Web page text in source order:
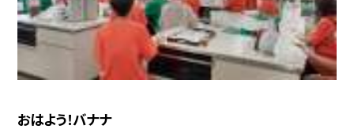
おはよう！バナナ